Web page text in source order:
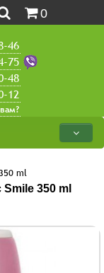
0
46
75
48
12
ml
350 ml